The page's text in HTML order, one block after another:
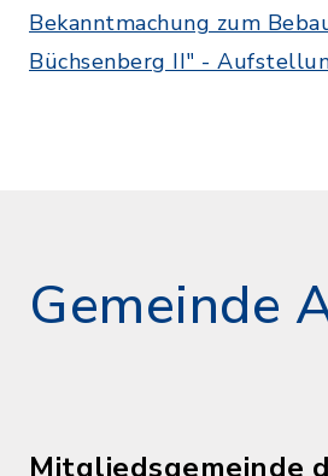
Bekanntmachung zum
Büchsenberg II" -
Gemeinde
Mitgliedsgemeinde